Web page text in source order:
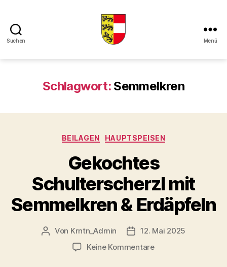
Suchen
Kueche
Menü
Schlagwort: Semmelkren
Kategorien
BEILAGEN HAUPTSPEISEN
Gekochtes
Schulterscherzl mit
Semmelkren & Erdäpfeln
Beitragsautor
Von Krntn_Admin Veröffentlichungsdatum
12. Mai 2025
Keine Kommentarezu